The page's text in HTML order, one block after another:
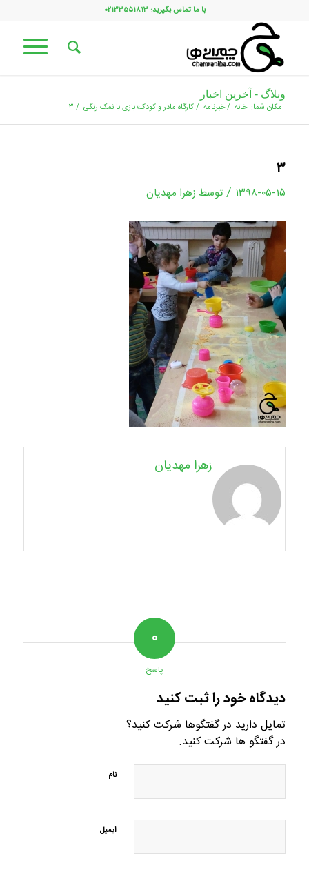
با ما تماس بگیرید: ۰۲۱۳۳۵۵۱۸۱۳
وبلاگ - آخرین اخبار
مکان شما: خانه /خبرنامه /کارگاه مادر و کودک؛ بازی با نمک رنگی / ۳
۳
۱۳۹۸-۰۵-۱۵ / توسط زهرا مهدیان
زهرا مهدیان
۰
پاسخ
دیدگاه خود را ثبت کنید
تمایل دارید در گفتگوها شرکت کنید؟
در گفتگو ها شرکت کنید.
نام
ایمیل